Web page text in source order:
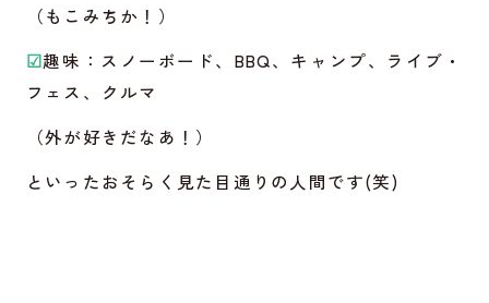
（もこみちか！）
☑趣味：スノーボード、BBQ、キャンプ、ライブ・
フェス、クルマ
（外が好きだなあ！）
といったおそらく見た目通りの人間です(笑)